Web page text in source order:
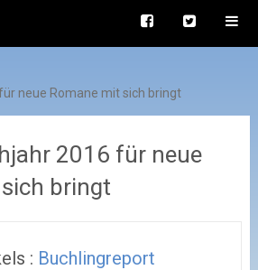
neue Romane mit sich bringt
2016 für neue
bringt
: Buchlingreport